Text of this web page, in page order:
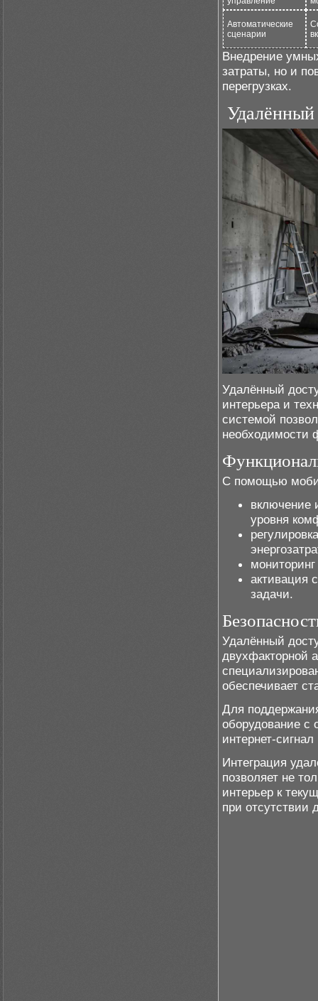
Автоматические
сценарии
Внедрение
затраты, но и
перегрузках.
Удалённый
Удалённый
интерьера и
системой
необходимости
С помощью
включение
уровня
активация
задачи.
Удалённый
двухфакторной
обеспечивает
Для
оборудование с
интернет-
Интеграция
позволяет не
интерьер к
при отсутствии